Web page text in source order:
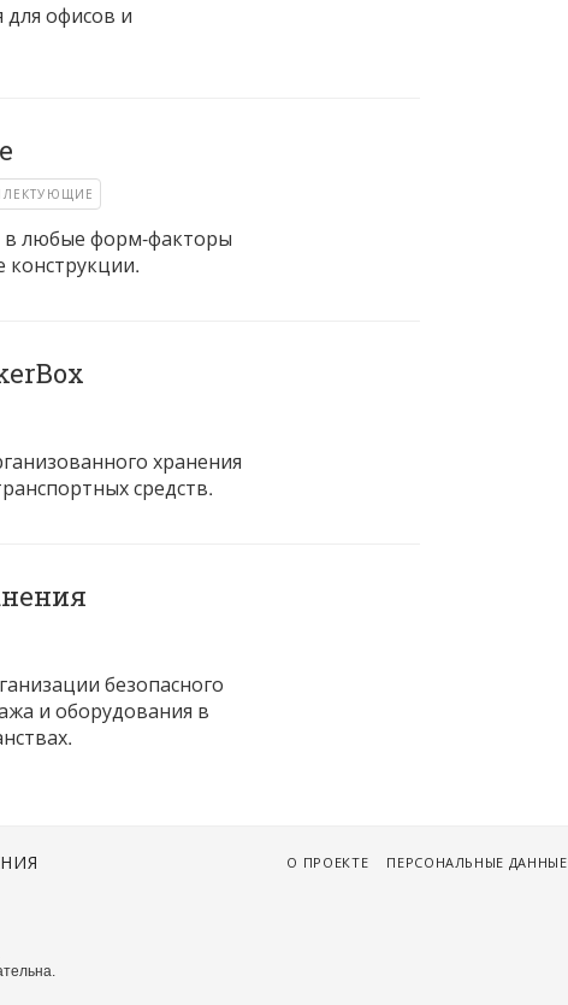
офисов и
в любые форм-факторы
хранения
средств.
безопасного
и оборудования в
О ПРОЕКТЕ ПЕРСОНАЛЬНЫЕ ДАННЫЕ